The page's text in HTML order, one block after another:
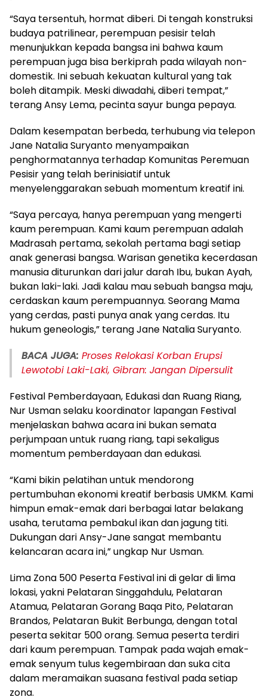
“Saya tersentuh, hormat diberi. Di tengah konstruksi
budaya patrilinear, perempuan pesisir telah
menunjukkan kepada bangsa ini bahwa kaum
perempuan juga bisa berkiprah pada wilayah non-
domestik. Ini sebuah kekuatan kultural yang tak
boleh ditampik. Meski diwadahi, diberi tempat,”
terang Ansy Lema, pecinta sayur bunga pepaya.
Dalam kesempatan berbeda, terhubung via telepon
Jane Natalia Suryanto menyampaikan
penghormatannya terhadap Komunitas Peremuan
Pesisir yang telah berinisiatif untuk
menyelenggarakan sebuah momentum kreatif ini.
“Saya percaya, hanya perempuan yang mengerti
kaum perempuan. Kami kaum perempuan adalah
Madrasah pertama, sekolah pertama bagi setiap
anak generasi bangsa. Warisan genetika kecerdasan
manusia diturunkan dari jalur darah Ibu, bukan Ayah,
bukan laki-laki. Jadi kalau mau sebuah bangsa maju,
cerdaskan kaum perempuannya. Seorang Mama
yang cerdas, pasti punya anak yang cerdas. Itu
hukum geneologis,” terang Jane Natalia Suryanto.
BACA JUGA: Proses Relokasi Korban Erupsi
Lewotobi Laki-Laki, Gibran: Jangan Dipersulit
Festival Pemberdayaan, Edukasi dan Ruang Riang,
Nur Usman selaku koordinator lapangan Festival
menjelaskan bahwa acara ini bukan semata
perjumpaan untuk ruang riang, tapi sekaligus
momentum pemberdayaan dan edukasi.
“Kami bikin pelatihan untuk mendorong
pertumbuhan ekonomi kreatif berbasis UMKM. Kami
himpun emak-emak dari berbagai latar belakang
usaha, terutama pembakul ikan dan jagung titi.
Dukungan dari Ansy-Jane sangat membantu
kelancaran acara ini,” ungkap Nur Usman.
Lima Zona 500 Peserta Festival ini di gelar di lima
lokasi, yakni Pelataran Singgahdulu, Pelataran
Atamua, Pelataran Gorang Baqa Pito, Pelataran
Brandos, Pelataran Bukit Berbunga, dengan total
peserta sekitar 500 orang. Semua peserta terdiri
dari kaum perempuan. Tampak pada wajah emak-
emak senyum tulus kegembiraan dan suka cita
dalam meramaikan suasana festival pada setiap
zona.